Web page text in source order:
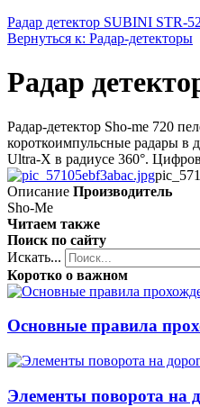
Радар детектор SUBINI STR-
Вернуться к: Радар-детекторы
Радар
Радар-детектор Sho-me 720
короткоимпульсные радары в
Ultra-X в радиусе 360°.
Описание Производитель
Sho-Me
Читаем также
Поиск по сайту
Искать...
Коротко о важном
Основные правила
Элементы поворота на